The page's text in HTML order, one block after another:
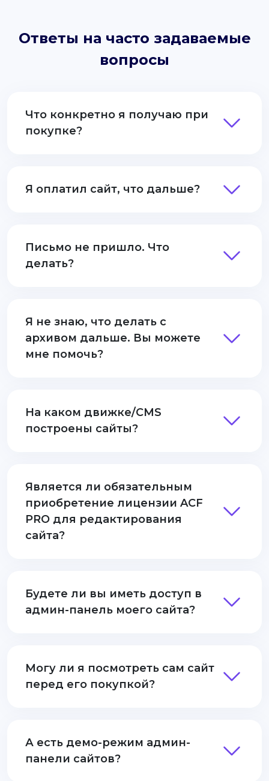
Ответы на часто задаваемые
вопросы
Что конкретно я получаю при
покупке?
Я оплатил сайт, что дальше?
Письмо не пришло. Что
делать?
Я не знаю, что делать с
архивом дальше. Вы можете
мне помочь?
На каком движке/CMS
построены сайты?
Является ли обязательным
приобретение лицензии ACF
PRO для редактирования
сайта?
Будете ли вы иметь доступ в
админ-панель моего сайта?
Могу ли я посмотреть сам сайт
перед его покупкой?
А есть демо-режим админ-
панели сайтов?